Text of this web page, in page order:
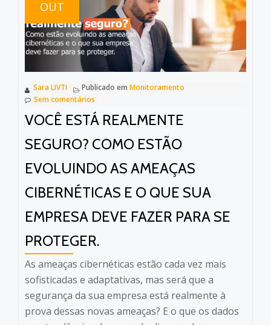
OUT
Sara LIVTI Publicado em Monitoramento
Sem comentários
VOCÊ ESTÁ REALMENTE
SEGURO? COMO ESTÃO
EVOLUINDO AS AMEAÇAS
CIBERNÉTICAS E O QUE SUA
EMPRESA DEVE FAZER PARA SE
PROTEGER.
As ameaças cibernéticas estão cada vez mais
sofisticadas e adaptativas, mas será que a
segurança da sua empresa está realmente à
prova dessas novas ameaças? E o que os dados